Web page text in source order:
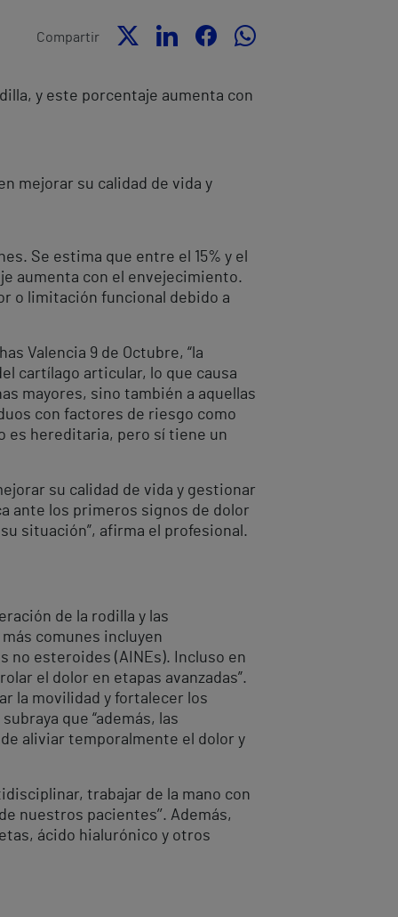
Compartir
y este porcentaje aumenta con
mejorar su calidad de vida y
Se estima que entre el 15% y el
aumenta con el envejecimiento.
o limitación funcional debido a
Valencia 9 de Octubre, “la
cartílago articular, lo que causa
mayores, sino también a aquellas
con factores de riesgo como
es hereditaria, pero sí tiene un
su calidad de vida y gestionar
ante los primeros signos de dolor
situación”, afirma el profesional.
de la rodilla y las
comunes incluyen
no esteroides (AINEs). Incluso en
el dolor en etapas avanzadas”.
la movilidad y fortalecer los
que “además, las
aliviar temporalmente el dolor y
trabajar de la mano con
nuestros pacientes’’. Además,
ácido hialurónico y otros